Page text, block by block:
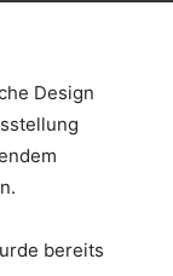
Design
bereits